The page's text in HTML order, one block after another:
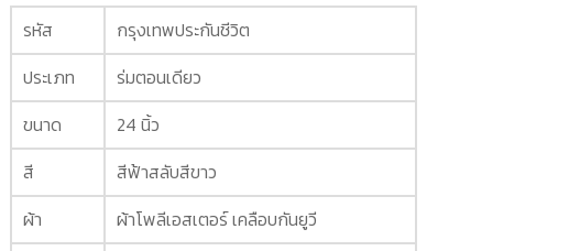
รหัส
กรุงเทพประกันชีวิต
ประเภท
ร่มตอนเดียว
ขนาด
24 นิ้ว
สี
สีฟ้าสลับสีขาว
ผ้า
ผ้าโพลีเอสเตอร์ เคลือบกันยูวี